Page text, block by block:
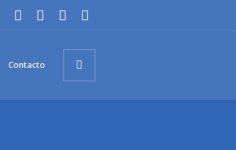
Contacto